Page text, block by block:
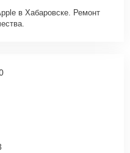
в Хабаровске. Ремонт